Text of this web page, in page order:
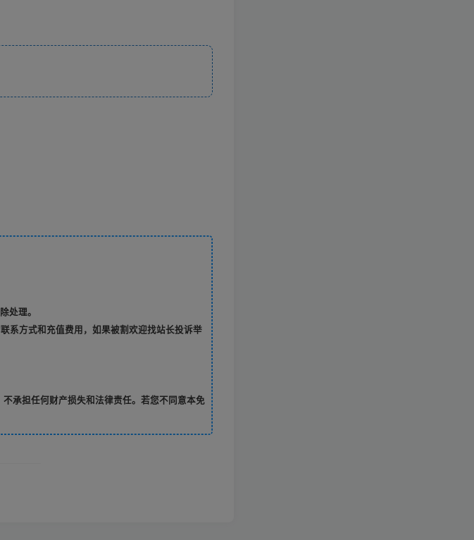
处理。
系方式和充值费用，如果被割欢迎找站长投诉举
承担任何财产损失和法律责任。若您不同意本免